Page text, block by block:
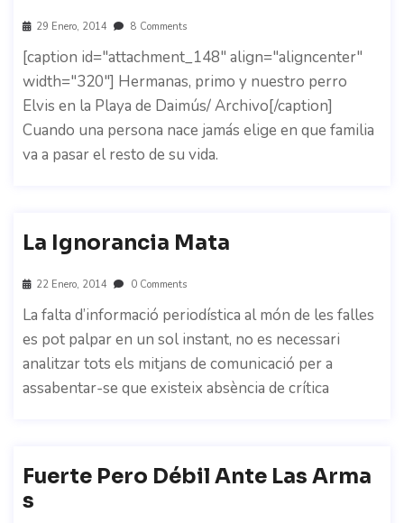
29 Enero, 2014 8 Comments
[caption id="attachment_148" align="aligncenter"
width="320"] Hermanas, primo y nuestro perro
Elvis en la Playa de Daimús/ Archivo[/caption]
Cuando una persona nace jamás elige en que familia
va a pasar el resto de su vida.
La Ignorancia Mata
22 Enero, 2014 0 Comments
La falta d’informació periodística al món de les falles
es pot palpar en un sol instant, no es necessari
analitzar tots els mitjans de comunicació per a
assabentar-se que existeix absència de crítica
Fuerte Pero Débil Ante Las Arma
S